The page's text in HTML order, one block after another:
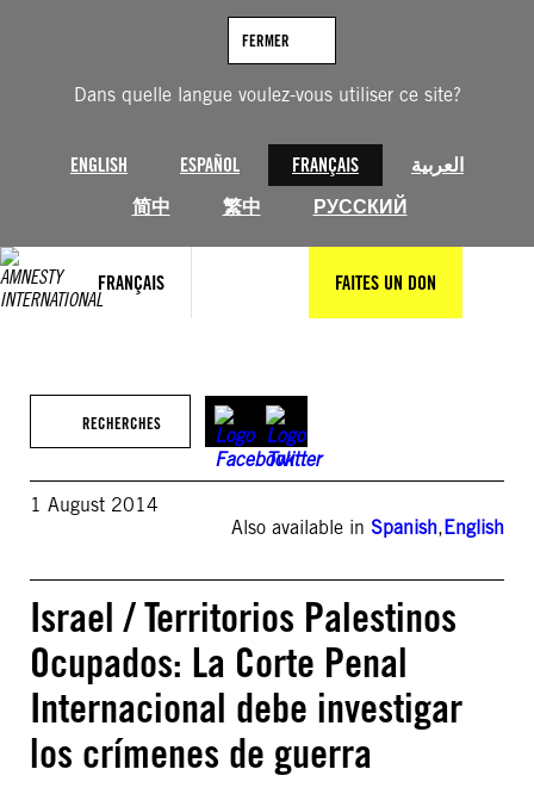
Dans quelle langue voulez-vous utiliser ce site?
ENGLISH ESPAÑOL FRANÇAIS
العربية
简中
繁中 РУССКИЙ
FERMER
FRANÇAIS FAITES UN DON
RECHERCHES
1 August 2014
Also available in Spanish,English
Israel / Territorios Palestinos
Ocupados: La Corte Penal
Internacional debe investigar
los crímenes de guerra